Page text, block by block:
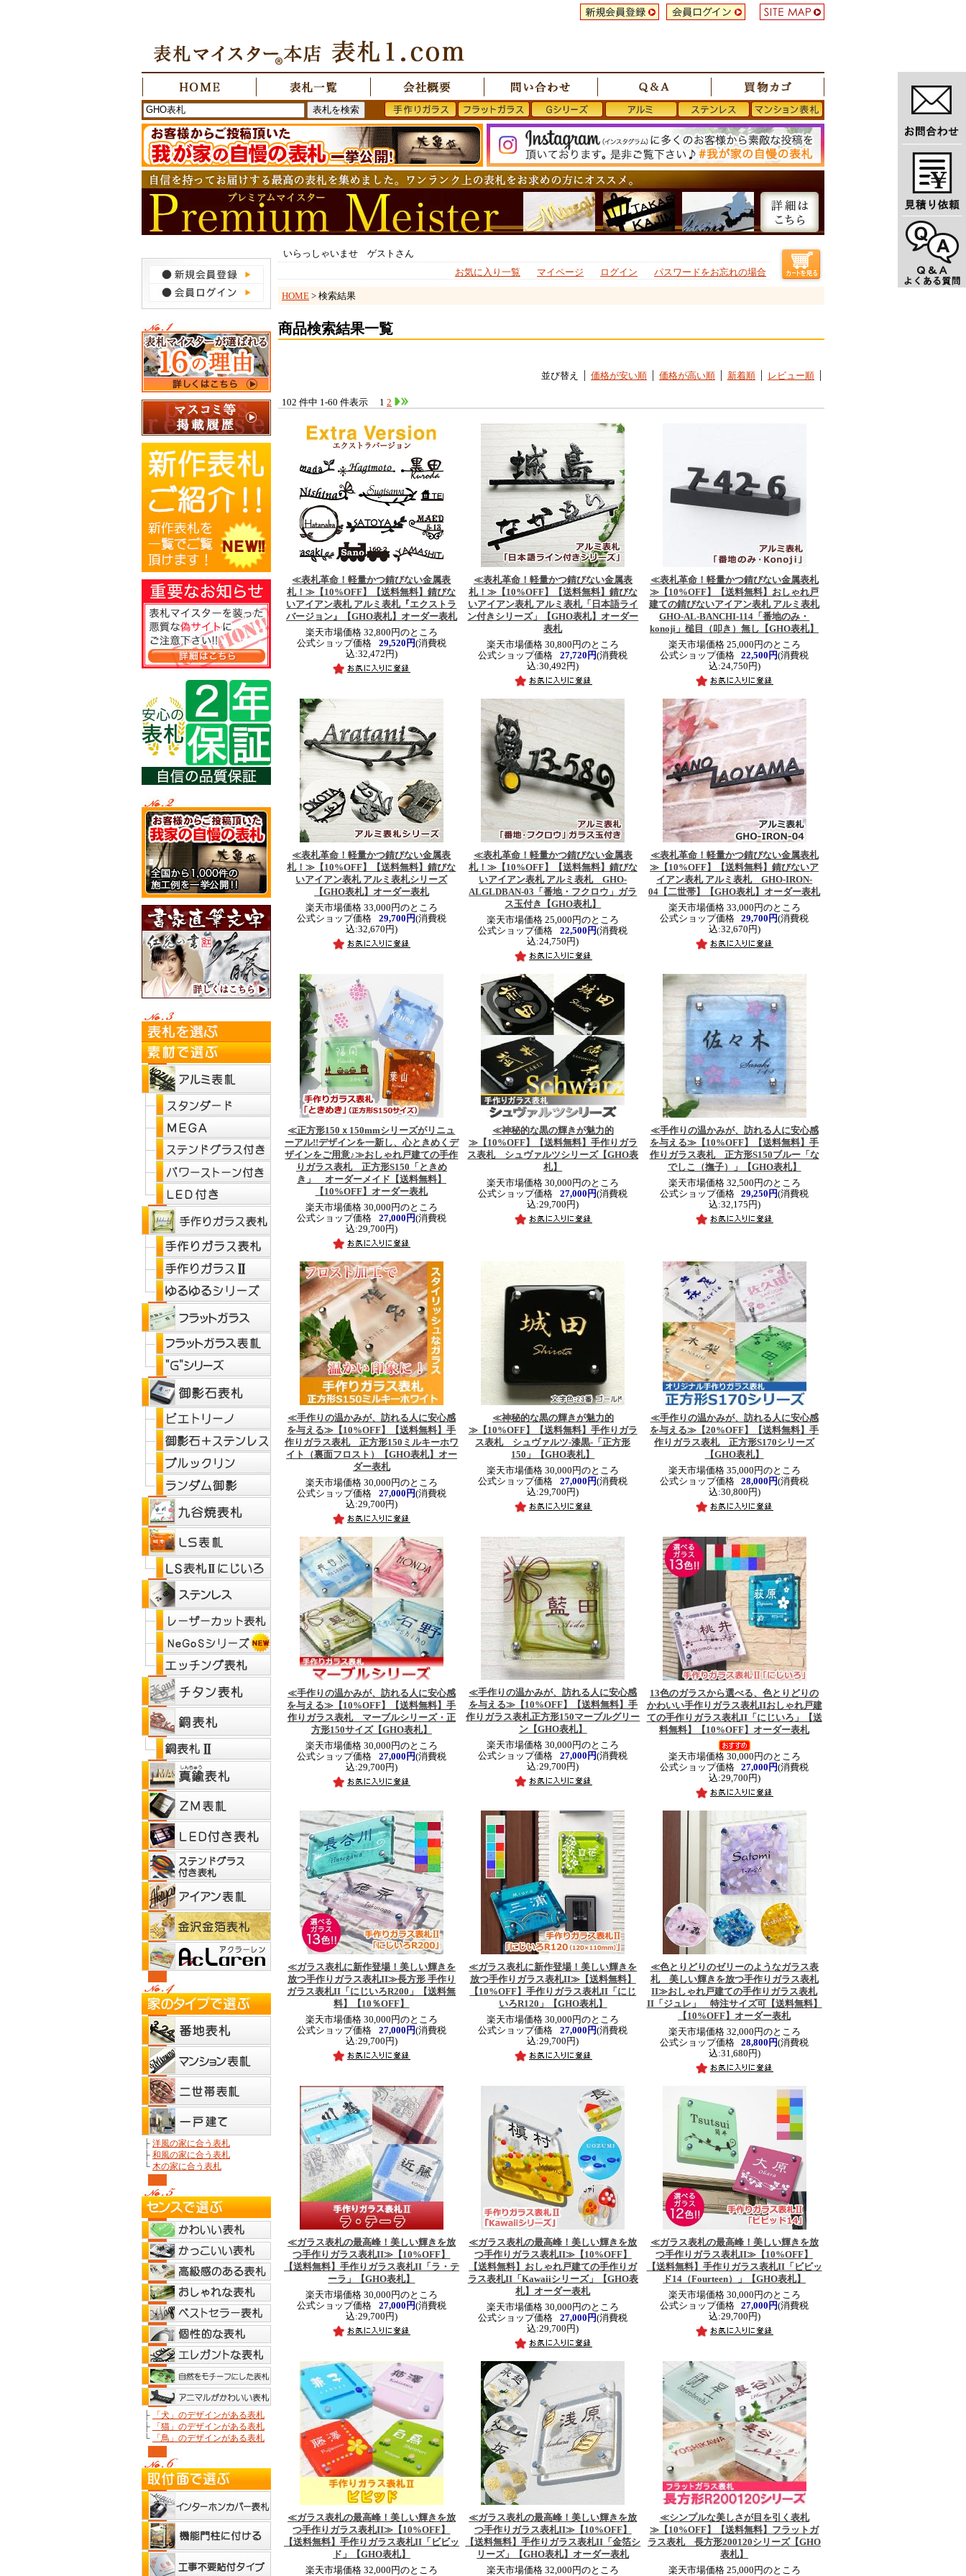
├ 洋風の家に合う表札
├ 和風の家に合う表札
└ 木の家に合う表札
├
「犬」のデザインがある表札
├
「猫」のデザインがある表札
└
「鳥」のデザインがある表札
いらっしゃいませ ゲストさん
お気に入り一覧
マイページ ログイン パスワードをお忘れの場合
HOME > 検索結果
商品検索結果一覧
並び替え 価格が安い順 価格が高い順 新着順 レビュー順
102 件中 1-60 件表示 1 2
≪表札革命！軽量かつ錆びない金属表
札！≫ 【10%OFF】【送料無料】錆びな
いアイアン表札 アルミ表札『エクストラ
バージョン』【GHO表札】オーダー表札
楽天市場価格 32,800円のところ
公式ショップ価格
29,520円(消費税
込:32,472円)
≪表札革命！軽量かつ錆びない金属表
札！≫【10%OFF】【送料無料】錆びな
いアイアン表札 アルミ表札「日本語ライ
ン付きシリーズ」【GHO表札】オーダー
表札
楽天市場価格 30,800円のところ
公式ショップ価格
27,720円(消費税
込:30,492円)
≪表札革命！軽量かつ錆びない金属表札
≫ 【10%OFF】【送料無料】おしゃれ戸
建ての錆びないアイアン表札 アルミ表札
GHO-AL-BANCHI-114「番地のみ・
konoji」槌目（叩き）無し【GHO表札】
楽天市場価格 25,000円のところ
公式ショップ価格
22,500円(消費税
込:24,750円)
≪表札革命！軽量かつ錆びない金属表
札！≫ 【10%OFF】【送料無料】錆びな
いアイアン表札 アルミ表札シリーズ
【GHO表札】オーダー表札
楽天市場価格 33,000円のところ
公式ショップ価格
29,700円(消費税
込:32,670円)
≪表札革命！軽量かつ錆びない金属表
札！≫【10%OFF】【送料無料】錆びな
いアイアン表札 アルミ表札 GHO-
ALGLDBAN-03「番地・フクロウ」ガラ
ス玉付き【GHO表札】
楽天市場価格 25,000円のところ
公式ショップ価格
22,500円(消費税
込:24,750円)
≪表札革命！軽量かつ錆びない金属表札
≫ 【10%OFF】【送料無料】錆びないア
イアン表札 アルミ表札 GHO-IRON-
04【二世帯】【GHO表札】オーダー表札
楽天市場価格 33,000円のところ
公式ショップ価格
29,700円(消費税
込:32,670円)
≪正方形150ｘ150mmシリーズがリニュ
ーアル!!デザインを一新し、心ときめくデ
ザインをご用意♪≫おしゃれ戸建ての手作
りガラス表札 正方形S150「ときめ
き」 オーダーメイド【送料無料】
【10%OFF】オーダー表札
楽天市場価格 30,000円のところ
公式ショップ価格
27,000円(消費税
込:29,700円)
≪神秘的な黒の輝きが魅力的
≫【10%OFF】【送料無料】手作りガラ
ス表札 シュヴァルツシリーズ【GHO表
札】
楽天市場価格 30,000円のところ
公式ショップ価格
27,000円(消費税
込:29,700円)
≪手作りの温かみが、訪れる人に安心感
を与える≫ 【10%OFF】【送料無料】手
作りガラス表札 正方形S150ブルー「な
でしこ（撫子）」【GHO表札】
楽天市場価格 32,500円のところ
公式ショップ価格
29,250円(消費税
込:32,175円)
≪手作りの温かみが、訪れる人に安心感
を与える≫ 【10%OFF】【送料無料】手
作りガラス表札 正方形150ミルキーホワ
イト（裏面フロスト）【GHO表札】オー
ダー表札
楽天市場価格 30,000円のところ
公式ショップ価格
27,000円(消費税
込:29,700円)
≪神秘的な黒の輝きが魅力的
≫【10%OFF】【送料無料】手作りガラ
ス表札 シュヴァルツ-漆黒-「正方形
150」【GHO表札】
楽天市場価格 30,000円のところ
公式ショップ価格
27,000円(消費税
込:29,700円)
≪手作りの温かみが、訪れる人に安心感
を与える≫ 【20%OFF】【送料無料】手
作りガラス表札 正方形S170シリーズ
【GHO表札】
楽天市場価格 35,000円のところ
公式ショップ価格
28,000円(消費税
込:30,800円)
≪手作りの温かみが、訪れる人に安心感
を与える≫ 【10%OFF】【送料無料】手
作りガラス表札 マーブルシリーズ・正
方形150サイズ【GHO表札】
楽天市場価格 30,000円のところ
公式ショップ価格
27,000円(消費税
込:29,700円)
≪手作りの温かみが、訪れる人に安心感
を与える≫【10%OFF】【送料無料】手
作りガラス表札正方形150マーブルグリー
ン【GHO表札】
楽天市場価格 30,000円のところ
公式ショップ価格
27,000円(消費税
込:29,700円)
13色のガラスから選べる、色とりどりの
かわいい手作りガラス表札IIおしゃれ戸建
ての手作りガラス表札II「にじいろ」【送
料無料】【10%OFF】オーダー表札
楽天市場価格 30,000円のところ
公式ショップ価格
27,000円(消費税
込:29,700円)
≪ガラス表札に新作登場！美しい輝きを
放つ手作りガラス表札II≫長方形 手作り
ガラス表札II「にじいろR200」【送料無
料】【10％OFF】
楽天市場価格 30,000円のところ
公式ショップ価格
27,000円(消費税
込:29,700円)
≪ガラス表札に新作登場！美しい輝きを
放つ手作りガラス表札II≫【送料無料】
【10%OFF】手作りガラス表札II「にじ
いろR120」【GHO表札】
楽天市場価格 30,000円のところ
公式ショップ価格
27,000円(消費税
込:29,700円)
≪色とりどりのゼリーのようなガラス表
札 美しい輝きを放つ手作りガラス表札
II≫おしゃれ戸建ての手作りガラス表札
II「ジュレ」 特注サイズ可【送料無料】
【10%OFF】オーダー表札
楽天市場価格 32,000円のところ
公式ショップ価格
28,800円(消費税
込:31,680円)
≪ガラス表札の最高峰！美しい輝きを放
つ手作りガラス表札II≫ 【10%OFF】
【送料無料】手作りガラス表札II「ラ・テ
ーラ」【GHO表札】
楽天市場価格 30,000円のところ
公式ショップ価格
27,000円(消費税
込:29,700円)
≪ガラス表札の最高峰！美しい輝きを放
つ手作りガラス表札II≫【10%OFF】
【送料無料】おしゃれ戸建ての手作りガ
ラス表札II「Kawaiiシリーズ」【GHO表
札】オーダー表札
楽天市場価格 30,000円のところ
公式ショップ価格
27,000円(消費税
込:29,700円)
≪ガラス表札の最高峰！美しい輝きを放
つ手作りガラス表札II≫ 【10%OFF】
【送料無料】手作りガラス表札II「ビビッ
ド14（Fourteen）」【GHO表札】
楽天市場価格 30,000円のところ
公式ショップ価格
27,000円(消費税
込:29,700円)
≪ガラス表札の最高峰！美しい輝きを放
つ手作りガラス表札II≫ 【10%OFF】
【送料無料】手作りガラス表札II「ビビッ
ド」【GHO表札】
楽天市場価格 32,000円のところ
≪ガラス表札の最高峰！美しい輝きを放
つ手作りガラス表札II≫【10%OFF】
【送料無料】手作りガラス表札II「金箔シ
リーズ」【GHO表札】オーダー表札
楽天市場価格 32,000円のところ
≪シンプルな美しさが目を引く表札
≫ 【10%OFF】【送料無料】フラットガ
ラス表札 長方形200120シリーズ【GHO
表札】
楽天市場価格 25,000円のところ